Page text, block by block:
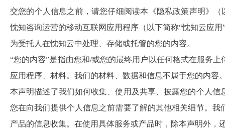
交您的个人信息之前，请您仔细阅读本《隐私政策声明》
忱知咨询运营的移动互联网应用程序（以下简称“忱知云应
为受托人在忱知云中处理、存储或托管的您的内容。
“您的内容”是指由您和/或您的最终用户以任何格式在服务
应用程序、材料。我们的材料、数据和信息不属于您的内容
本声明描述了我们如何收集、使用及共享、披露您的个人
您在向我们提供个人信息之前需要了解的其他相关细节。
产品的信息收集。在使用具体服务或产品时，除本声明外，